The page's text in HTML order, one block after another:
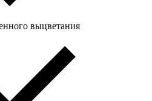
выцветания